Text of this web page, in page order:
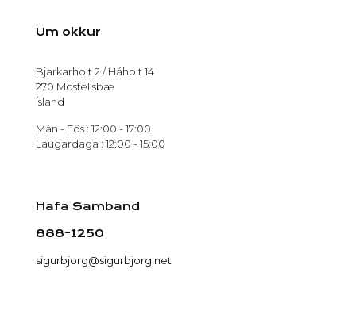
Um okkur
Bjarkarholt 2 / Háholt 14
270 Mosfellsbæ
Ísland
Mán - Fös : 12:00 - 17:00
Laugardaga : 12:00 - 15:00
Hafa Samband
888-1250
sigurbjorg@sigurbjorg.net